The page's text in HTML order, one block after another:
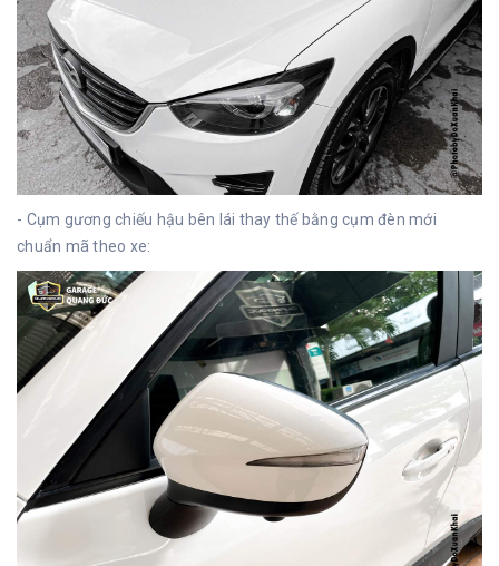
- Cụm gương chiếu hậu bên lái thay thế bằng cụm đèn mới
chuẩn mã theo xe: